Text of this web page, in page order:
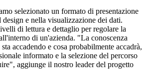
selezionato un formato di presentazione
design e nella visualizzazione dei dati.
di lettura e dettaglio per regolare la
di un'azienda. "La conoscenza
accadendo e cosa probabilmente accadrà,
informato e la selezione del percorso
aggiunge il nostro leader del progetto